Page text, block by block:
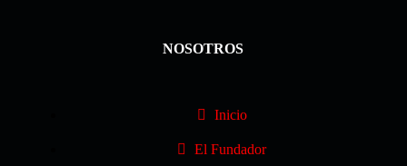
NOSOTROS
Inicio
El Fundador